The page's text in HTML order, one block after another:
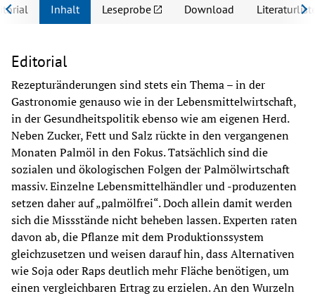
Inhalt Leseprobe Download
Editorial
Rezepturänderungen sind stets ein Thema – in der
Gastronomie genauso wie in der Lebensmittelwirtschaft,
in der Gesundheitspolitik ebenso wie am eigenen Herd.
Neben Zucker, Fett und Salz rückte in den vergangenen
Monaten Palmöl in den Fokus. Tatsächlich sind die
sozialen und ökologischen Folgen der Palmölwirtschaft
massiv. Einzelne Lebensmittelhändler und -produzenten
setzen daher auf „palmölfrei“. Doch allein damit werden
sich die Missstände nicht beheben lassen. Experten raten
davon ab, die Pflanze mit dem Produktionssystem
gleichzusetzen und weisen darauf hin, dass Alternativen
wie Soja oder Raps deutlich mehr Fläche benötigen, um
einen vergleichbaren Ertrag zu erzielen. An den Wurzeln